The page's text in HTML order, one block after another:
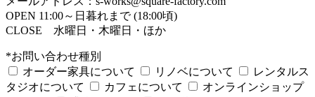
OPEN 11:00～日暮れまで (18:00頃)
CLOSE 水曜日・木曜日・ほか
*お問い合わせ種別
オーダー家具について
リノベについて
レンタルス
タジオについて
カフェについて
オンラインショップ